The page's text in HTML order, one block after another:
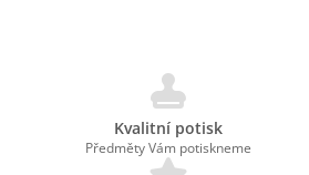
Kvalitní potisk
Předměty Vám potiskneme